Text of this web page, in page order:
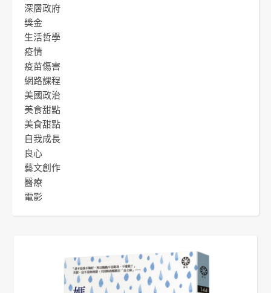
深層政府
獎金
生活哲學
疫情
疫苗傷害
網路課程
美國政治
美食甜點
美食甜點
自我成長
良心
藝文創作
醫療
電影